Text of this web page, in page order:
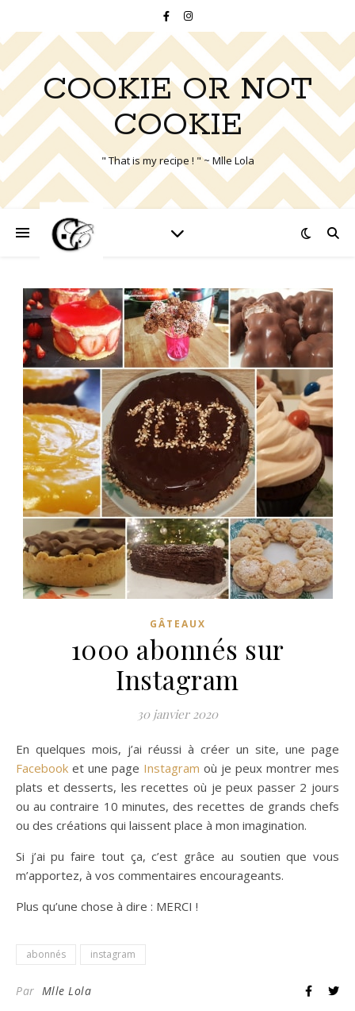
COOKIE OR NOT
COOKIE
" That is my recipe ! " ~ Mlle Lola
GÂTEAUX
1000 abonnés sur
Instagram
30 janvier 2020
En quelques mois, j’ai réussi à créer un site, une page
Facebook et une page Instagram où je peux montrer mes
plats et desserts, les recettes où je peux passer 2 jours
ou au contraire 10 minutes, des recettes de grands chefs
ou des créations qui laissent place à mon imagination.
Si j’ai pu faire tout ça, c’est grâce au soutien que vous
m’apportez, à vos commentaires encourageants.
Plus qu’une chose à dire : MERCI !
abonnés instagram
Par Mlle Lola